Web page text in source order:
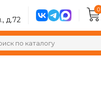
д.72
0